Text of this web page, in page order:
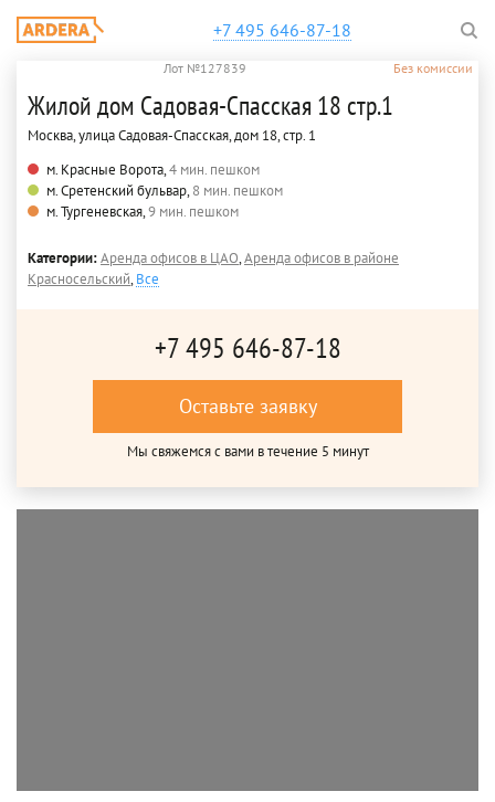
+7 495 646-87-18
Лот №127839 Без комиссии
Жилой дом Садовая-Спасская 18 стр.1
Москва, улица Садовая-Спасская, дом 18, стр. 1
м. Красные Ворота,4 мин. пешком
м. Сретенский бульвар,8 мин. пешком
м. Тургеневская,9 мин. пешком
Категории:Аренда офисов в ЦАО,Аренда офисов в районе
Красносельский,Все
+7 495 646-87-18
Оставьте заявку
Мы свяжемся с вами в течение 5 минут